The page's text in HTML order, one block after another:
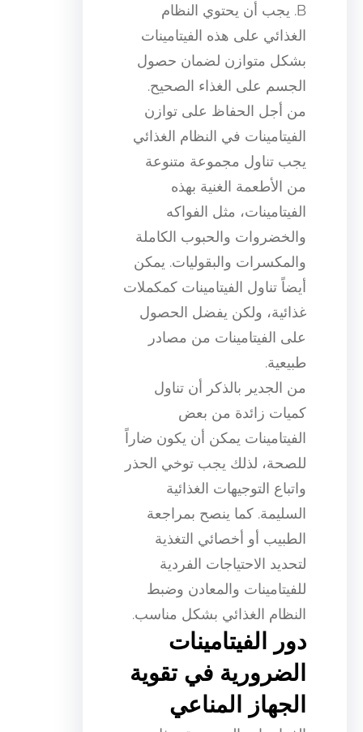
B. يجب أن يحتوي النظام
الغذائي على هذه الفيتامينات
بشكل متوازن لضمان حصول
الجسم على الغذاء الصحيح.
من أجل الحفاظ على توازن
الفيتامينات في النظام الغذائي
يجب تناول مجموعة متنوعة
من الأطعمة الغنية بهذه
الفيتامينات، مثل الفواكه
والخضروات والحبوب الكاملة
والمكسرات والبقوليات. يمكن
أيضاً تناول الفيتامينات كمكملات
غذائية، ولكن يفضل الحصول
على الفيتامينات من مصادر
طبيعية.
من الجدير بالذكر أن تناول
كميات زائدة من بعض
الفيتامينات يمكن أن يكون ضاراً
للصحة، لذلك يجب توخي الحذر
واتباع التوجيهات الغذائية
السليمة. كما ينصح بمراجعة
الطبيب أو أخصائي التغذية
لتحديد الاحتياجات الفردية
للفيتامينات والمعادن وضبط
النظام الغذائي بشكل مناسب.
دور الفيتامينات
الضرورية في تقوية
الجهاز المناعي